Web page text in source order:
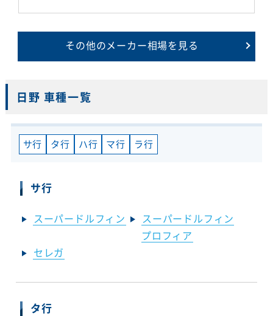
その他のメーカー相場を見る
日野 車種一覧
サ行 タ行 ハ行 マ行 ラ行
サ行
スーパードルフィン
スーパードルフィン
プロフィア
セレガ
タ行